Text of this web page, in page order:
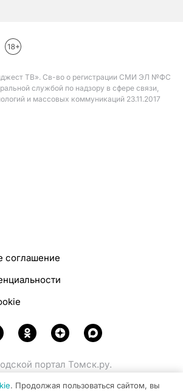
ТВ». Св-во о регистрации СМИ ЭЛ №ФС
службой по надзору в сфере связи,
и массовых коммуникаций 23.11.2017
соглашение
портал Томск.ру.
. Продолжая пользоваться сайтом, вы